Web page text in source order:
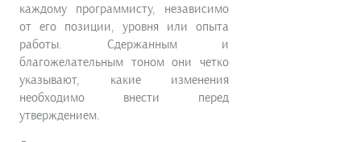
каждому программисту, независимо
от его позиции, уровня или опыта
работы. Сдержанным и
благожелательным тоном они четко
указывают, какие изменения
необходимо внести перед
утверждением.